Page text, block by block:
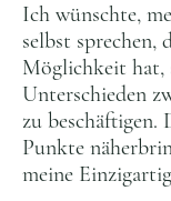
Ich wünschte,
selbst sprechen,
Möglichkeit hat,
Unterschieden
zu
Punkte
meine